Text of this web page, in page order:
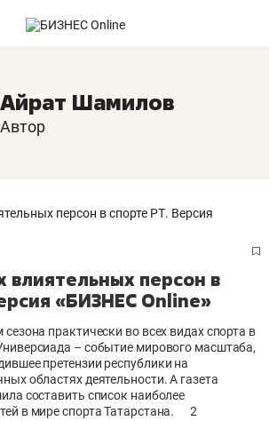
Айрат Шамилов
Автор
влиятельных персон в
«БИЗНЕС Online»
практически во всех видах спорта в
– событие мирового масштаба,
претензии республики на
областях деятельности. А газета
составить список наиболее
в мире спорта Татарстана.
2